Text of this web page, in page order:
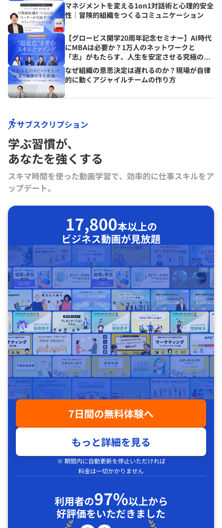
マネジメントを変える1on1対話術と心理的安全
性｜冒険的組織をつくるコミュニケーション
【グロービス開学20周年記念セミナー】AI時代
にMBAは必要か？1万人のネットワークと
「志」がもたらす、人生を安定させる究極の資
産とは？
なぜ組織の意思決定は遅れるのか？現場が自律
的に動くアジャイルチームの作り方
サブスクリプション
学ぶ習慣が､
あなたを強くする
スキマ時間を使った動画学習で、効率的に仕事スキルをア
ップデート。
17,800本以上の
ビジネス動画が見放題
7日間の無料体験へ
もっと詳細を見る
※ 期間内に自動更新を停止いただければ
料金は一切かかりません
利用者の97%以上から
好評価をいただきました